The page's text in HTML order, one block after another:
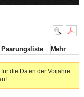
Paarungsliste Mehr
die Daten der Vorjahre